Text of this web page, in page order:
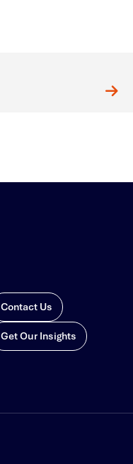
Contact Us
Get Our Insights